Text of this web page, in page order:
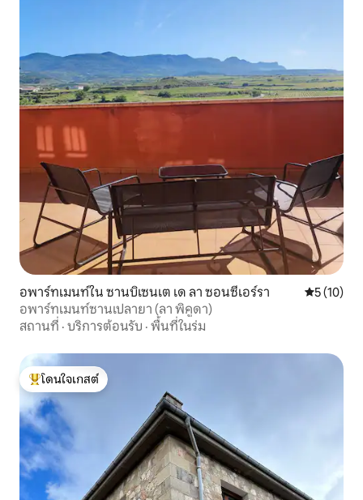
อพาร์ทเมนท์ใน ซานบิเซนเต เด ลา ซอนซีเอร์รา คะแนนเฉลี่
5 (10)
อพาร์ทเมนท์ซานเปลายา (ลา พิคูดา)
สถานที่ · บริการต้อนรับ · พื้นที่ในร่ม
โดนใจเกสต์ที่สุด
โดนใจเกสต์